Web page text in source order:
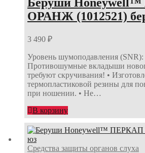
Беруши
ОРАНЖ (1012521)
3 490 ₽
Уровень шумоподавления (SNR):
Противошумные вкладыши
требуют скручивания! •
термопластиковой резины для
при ношении. • Не…
В корзину
Средства защиты органов слуха